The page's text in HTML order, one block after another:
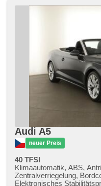
Audi A5
neuer Preis
40 TFSI
Klimaautomatik, ABS,
Zentralverriegelung,
Elektronisches